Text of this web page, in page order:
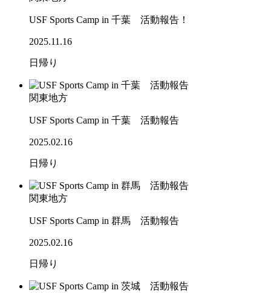
USF Sports Camp in 千葉 活動報告！
2025.11.16
日帰り
関東地方
USF Sports Camp in 千葉 活動報告
2025.02.16
日帰り
関東地方
USF Sports Camp in 群馬 活動報告
2025.02.16
日帰り